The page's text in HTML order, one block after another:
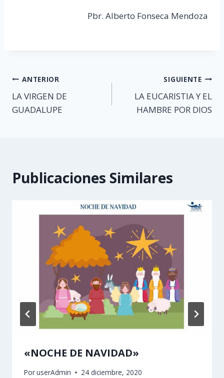
Pbr. Alberto Fonseca Mendoza
Navegación
de
ANTERIOR
LA VIRGEN DE
GUADALUPE
SIGUIENTE
LA EUCARISTIA Y EL
HAMBRE POR DIOS
Publicaciones Similares
«NOCHE DE NAVIDAD»
PoruserAdmin 24 diciembre, 2020